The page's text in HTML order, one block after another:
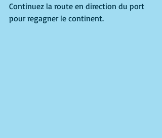
Continuez la route en direction du port
pour regagner le continent.